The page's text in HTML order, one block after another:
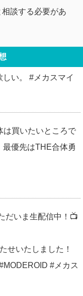
談する必要があ
い。 #メカスマイ
は買いたいところで
最優先はTHE合体勇
だいま生配信中！📺
せいたしました！
#メカス